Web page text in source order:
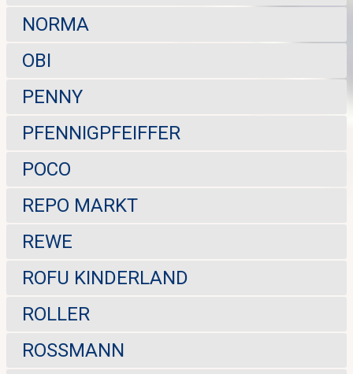
NORMA
OBI
PENNY
PFENNIGPFEIFFER
POCO
REPO MARKT
REWE
ROFU KINDERLAND
ROLLER
ROSSMANN